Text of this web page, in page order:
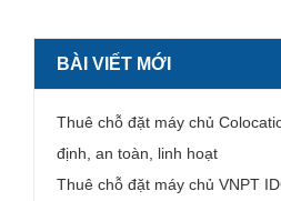
BÀI VIẾT MỚI
Thuê chỗ đặt máy chủ
định, an toàn, linh hoạt
Thuê chỗ đặt máy chủ VNPT